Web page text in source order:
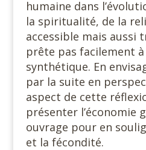
humaine dans
la spiritualité, de la
accessible mais aussi
prête pas facilement
synthétique. En
par la suite en
aspect de cette
présenter l’économie
ouvrage pour en
et la fécondité.